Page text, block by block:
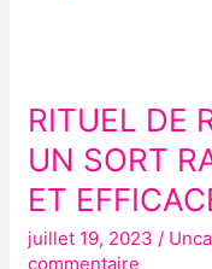
RITUEL DE
UN SORT
ET
juillet 19, 2023 /
commentaire
RITUEL
DE
RETOUR
AFFECTIF :
UN